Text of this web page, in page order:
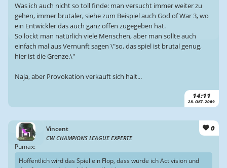
14:11
28. OKT. 2009
Was ich auch nicht so toll finde: man versucht immer weiter zu
gehen, immer brutaler, siehe zum Beispiel auch God of War 3, wo
ein Entwickler das auch ganz offen zugegeben hat.
So lockt man natürlich viele Menschen, aber man sollte auch
einfach mal aus Vernunft sagen \"so, das spiel ist brutal genug,
hier ist die Grenze.\"
Naja, aber Provokation verkauft sich halt...
Vincent
CW CHAMPIONS LEAGUE EXPERTE
0
Pumax:
Hoffentlich wird das Spiel ein Flop, dass würde ich Activision und